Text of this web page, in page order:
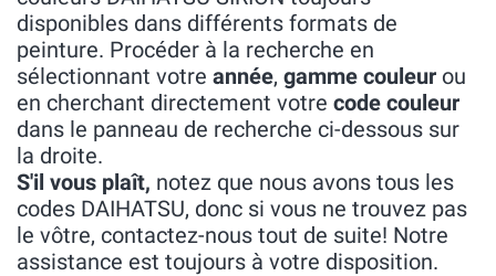
disponibles dans différents formats de
peinture. Procéder à la recherche en
sélectionnant votre année, gamme couleur ou
en cherchant directement votre code couleur
dans le panneau de recherche ci-dessous sur
la droite.
S'il vous plaît, notez que nous avons tous les
codes DAIHATSU, donc si vous ne trouvez pas
le vôtre, contactez-nous tout de suite! Notre
assistance est toujours à votre disposition.